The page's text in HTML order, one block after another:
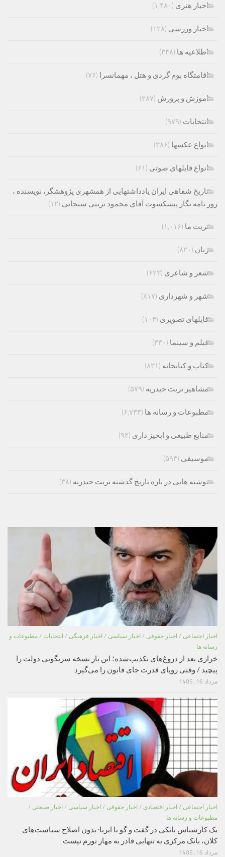
اخبار هنری (۱,۴۸۰)
اخبار ورزشی (۱۲۸)
اطلاعیه ها (۳۴۸)
اقامتگاه بوم گردی و هتل ، مهمانسرا (۷۶)
اموزش و پرورش (۲۸۷)
انتخابات (۹۷۹)
انواع عکسها (۳۸۶)
انواع فایلهای صوتی (۶۱)
تاریخ شفاهی ایران یادداشتهایی از همشهری پژوهشگر، نویسنده ،
روز نامه نگار پیشکسوت آقای محمود تربتی سنجابی (۱۲)
تربت ما (۱,۰۱۶)
زنان (۸۲۰)
شعر و شاعری (۶۲۳)
شهر و شهرداری (۸۱۷)
فایلهای تصویری (۱۰۴)
فیلم و سینما (۳۳۰)
کتاب و کتابخانه (۸۳۱)
مشاهیر تربت حیدریه (۵۷۹)
مطبوعات و رسانه ها (۶,۷۳۳)
منابع طبیعی و ابخیز داری (۹۲)
موسیقی (۵۹۳)
نوشته هایی در باره تاریخ گذشته تربت حیدریه (۳۸)
اخبار اجتماعی / اخبار حقوقی / اخبار سیاسی / اخبار فرهنگی / انتخابات / مطبوعات و
رسانه ها
خرازی بعد از دروغ‌های تکذیب‌شده؛ این بار نسخه سرنگونی دولت را
پیچید / وقتی رویای قدرت جای قانون را می‌گیرد
مرداد 16, 1405
اخبار اجتماعی / اخبار اقتصادی / اخبار حقوقی / اخبار سیاسی / اخبار صنعتی /
مطبوعات و رسانه ها
یک کارشناس بانکی در گفت و گو با ایرنا: بدون اصلاح سیاست‌های
کلان، بانک مرکزی به تنهایی قادر به مهار تورم نیست
مرداد 16, 1405